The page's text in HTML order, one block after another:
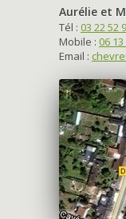
Aurélie et
Tél : 03 22 52
Mobile : 06 13
Email :